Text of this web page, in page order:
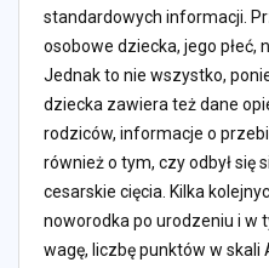
standardowych informacji.
osobowe dziecka, jego płeć,
Jednak to nie wszystko,
dziecka zawiera też dane
rodziców, informacje o
również o tym, czy odbył się
cesarskie cięcia. Kilka
noworodka po urodzeniu i w
wagę, liczbę punktów w skali